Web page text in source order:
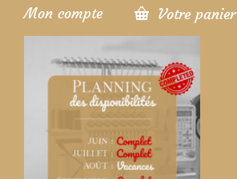
Mon compte Votre panier